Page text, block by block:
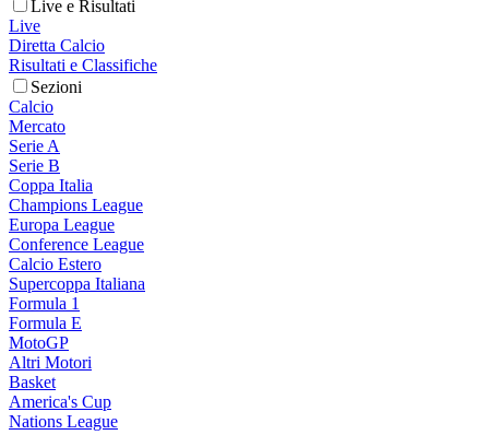
Live e Risultati
Live
Diretta Calcio
Risultati e Classifiche
Sezioni
Calcio
Mercato
Serie A
Serie B
Coppa Italia
Champions League
Europa League
Conference League
Calcio Estero
Supercoppa Italiana
Formula 1
Formula E
MotoGP
Altri Motori
Basket
America's Cup
Nations League